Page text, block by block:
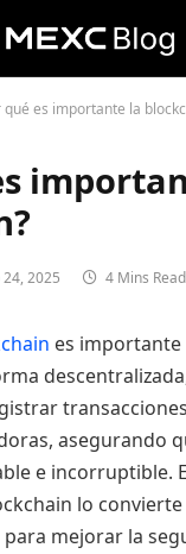
qué es importante la
2025 4 Mins Read
es
asegurando
e incorruptible.
lo convierte
mejorar la